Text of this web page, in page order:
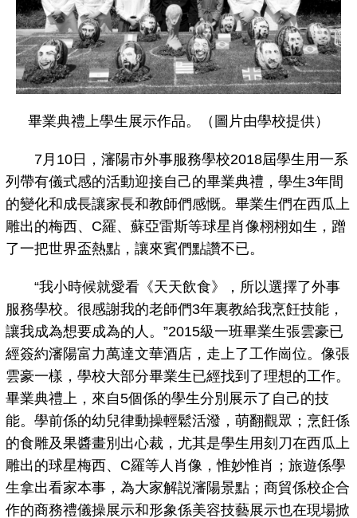
畢業典禮上學生展示作品。（圖片由學校提供）
7月10日，瀋陽市外事服務學校2018屆學生用一系
列帶有儀式感的活動迎接自己的畢業典禮，學生3年間
的變化和成長讓家長和教師們感慨。畢業生們在西瓜上
雕出的梅西、C羅、蘇亞雷斯等球星肖像栩栩如生，蹭
了一把世界盃熱點，讓來賓們點讚不已。
“我小時候就愛看《天天飲食》，所以選擇了外事
服務學校。很感謝我的老師們3年裏教給我烹飪技能，
讓我成為想要成為的人。”2015級一班畢業生張雲豪已
經簽約瀋陽富力萬達文華酒店，走上了工作崗位。像張
雲豪一樣，學校大部分畢業生已經找到了理想的工作。
畢業典禮上，來自5個係的學生分別展示了自己的技
能。學前係的幼兒律動操輕鬆活潑，萌翻觀眾；烹飪係
的食雕及果醬畫別出心裁，尤其是學生用刻刀在西瓜上
雕出的球星梅西、C羅等人肖像，惟妙惟肖；旅遊係學
生拿出看家本事，為大家解説瀋陽景點；商貿係校企合
作的商務禮儀操展示和形象係美容技藝展示也在現場掀